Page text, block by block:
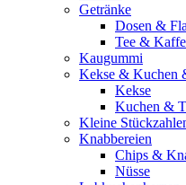
Getränke
Dosen &
Tee &
Kaugummi
Kekse & Kuchen
Kekse
Kuchen &
Kleine
Knabbereien
Chips &
Nüsse